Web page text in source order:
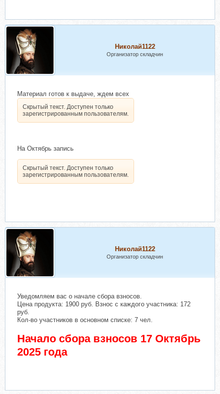
Николай1122
Организатор складчин
Материал готов к выдаче, ждем всех
Скрытый текст. Доступен только
зарегистрированным пользователям.
На Октябрь запись
Скрытый текст. Доступен только
зарегистрированным пользователям.
Николай1122
Организатор складчин
Уведомляем вас о начале сбора взносов.
Цена продукта: 1900 руб. Взнос с каждого участника: 172
руб.
Кол-во участников в основном списке: 7 чел.
Начало сбора взносов 17 Октябрь
2025 года